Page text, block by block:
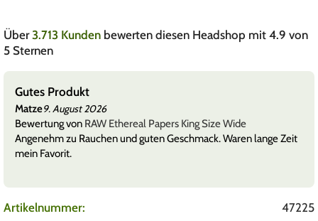
Über3.713 Kunden bewerten diesen Headshop mit 4.9 von
5 Sternen
Gutes Produkt
Matze9. August 2026
Bewertung von RAW Ethereal Papers King Size Wide
Angenehm zu Rauchen und guten Geschmack. Waren lange Zeit
mein Favorit.
Artikelnummer:
47225